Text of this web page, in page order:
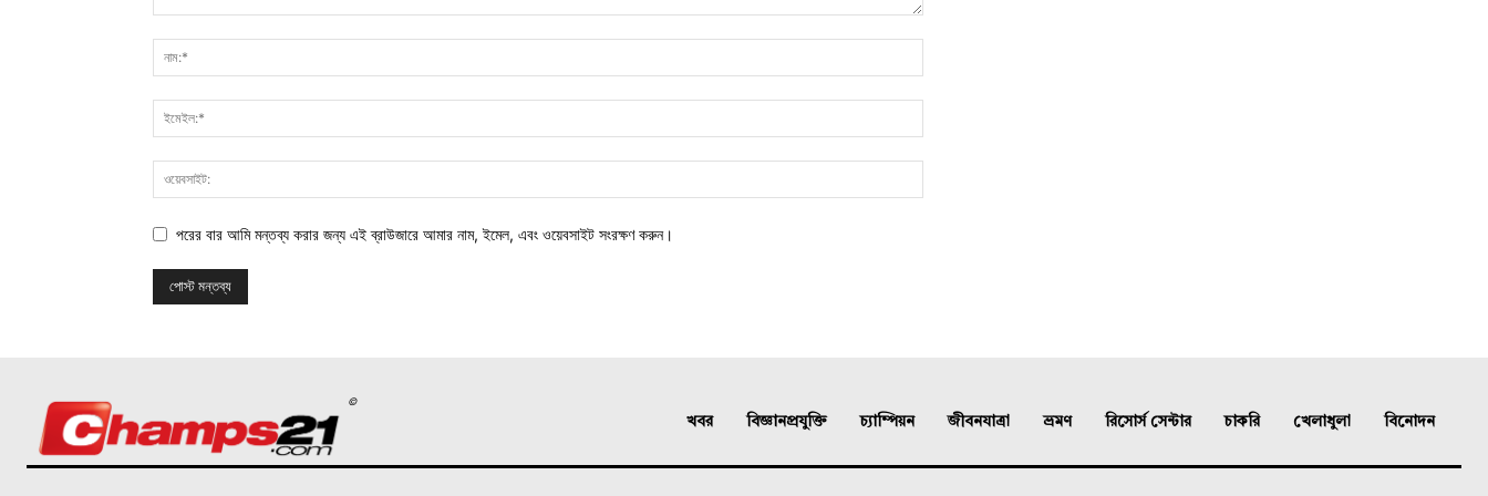
পরের বার আমি মন্তব্য করার জন্য এই ব্রাউজারে আমার নাম, ইমেল, এবং ওয়েবসাইট সংরক্ষণ করুন।
©
খবর বিজ্ঞানপ্রযুক্তি চ্যাম্পিয়ন জীবনযাত্রা ভ্রমণ রিসোর্স সেন্টার চাকরি খেলাধুলা বিনোদন